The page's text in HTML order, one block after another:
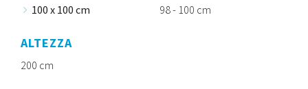
100 x 100 cm
98 - 100 cm
ALTEZZA
200 cm